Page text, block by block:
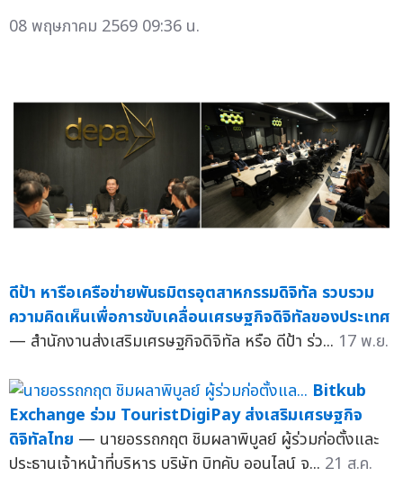
08 พฤษภาคม 2569 09:36 น.
ดีป้า หารือเครือข่ายพันธมิตรอุตสาหกรรมดิจิทัล รวบรวม
ความคิดเห็นเพื่อการขับเคลื่อนเศรษฐกิจดิจิทัลของประเทศ
— สำนักงานส่งเสริมเศรษฐกิจดิจิทัล หรือ ดีป้า ร่ว... 17 พ.ย.
Bitkub
Exchange ร่วม TouristDigiPay ส่งเสริมเศรษฐกิจ
ดิจิทัลไทย — นายอรรถกฤต ชิมผลาพิบูลย์ ผู้ร่วมก่อตั้งและ
ประธานเจ้าหน้าที่บริหาร บริษัท บิทคับ ออนไลน์ จ... 21 ส.ค.